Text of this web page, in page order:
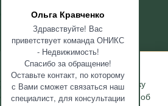
Ольга Кравченко
Здравствуйте! Вас
приветствует команда ОНИКС
- Недвижимость!
Спасибо за обращение!
Оставьте контакт, по которому
с Вами сможет связаться наш
специалист, для консультации
Недвижимость"на обработку
сведений о моих действиях, об